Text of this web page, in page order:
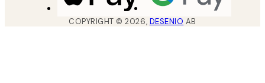
COPYRIGHT ©2026, DESENIO AB